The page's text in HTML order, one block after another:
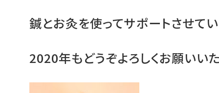
鍼とお灸を使ってサポートさせてい
2020年もどうぞよろしくお願いいた